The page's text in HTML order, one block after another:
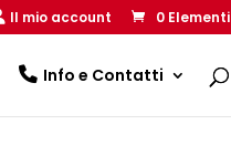
Il mio account 0 Elementi
Info e Contatti